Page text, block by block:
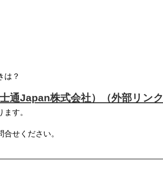
は？
通Japan株式会社）（外部リンク
す。
合せください。